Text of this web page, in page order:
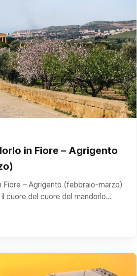
in Fiore – Agrigento
Fiore – Agrigento (febbraio-marzo)
cuore del cuore del mandorlo…